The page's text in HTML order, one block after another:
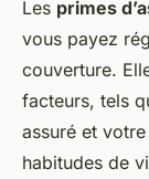
Les primes
vous payez
couverture.
facteurs, tels
assuré et
habitudes de